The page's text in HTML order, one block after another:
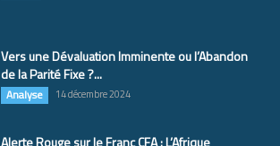
Vers une Dévaluation Imminente ou l’Abandon
de la Parité Fixe ?...
Analyse 14 décembre 2024
Alerte Rouge sur le Franc CFA : L’Afrique